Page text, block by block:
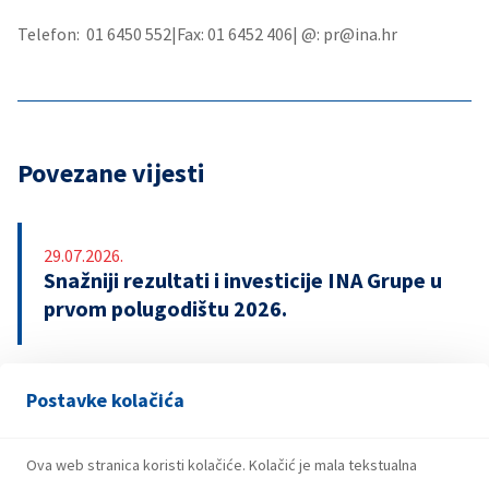
Postavke kolačića
Ova web stranica koristi kolačiće. Kolačić je mala tekstualna
Telefon: 01 6450 552|Fax: 01 6452 406| @: pr@ina.hr
Povezane vijesti
29.07.2026.
Snažniji rezultati i investicije INA Grupe u
prvom polugodištu 2026.
21.07.2026.
u iznosu od 500 milijuna eura